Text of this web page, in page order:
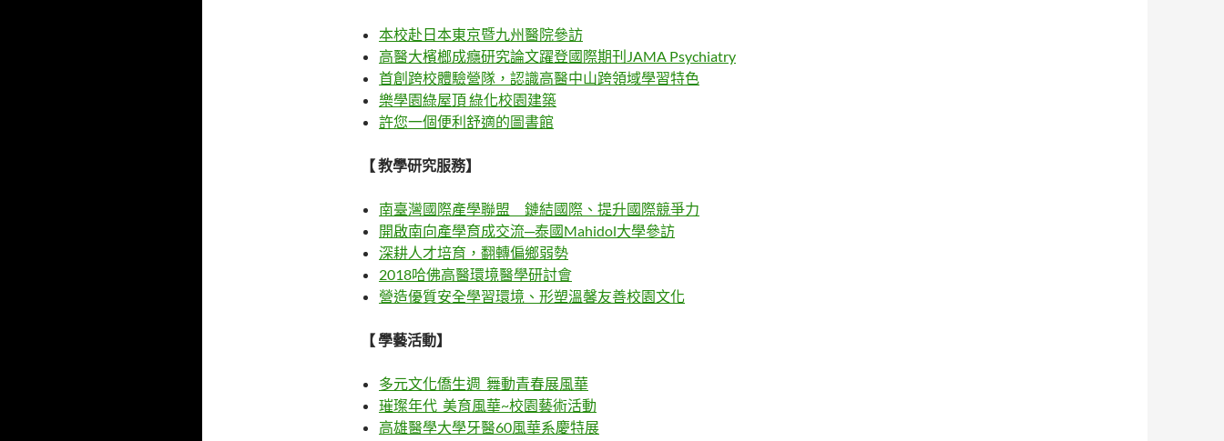
本校赴日本東京暨九州醫院參訪
高醫大檳榔成癮研究論文躍登國際期刊JAMA Psychiatry
首創跨校體驗營隊，認識高醫中山跨領域學習特色
樂學園綠屋頂 綠化校園建築
許您一個便利舒適的圖書館
【 教學研究服務】
南臺灣國際產學聯盟 鏈結國際、提升國際競爭力
開啟南向產學育成交流─泰國Mahidol大學參訪
深耕人才培育，翻轉偏鄉弱勢
2018哈佛高醫環境醫學研討會
營造優質安全學習環境、形塑溫馨友善校園文化
【 學藝活動】
多元文化僑生週 舞動青春展風華
璀璨年代 美育風華~校園藝術活動
高雄醫學大學牙醫60風華系慶特展